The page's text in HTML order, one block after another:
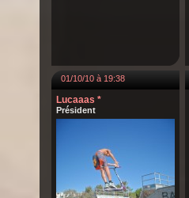
01/10/10 à 19:38
Lucaaas *
Président